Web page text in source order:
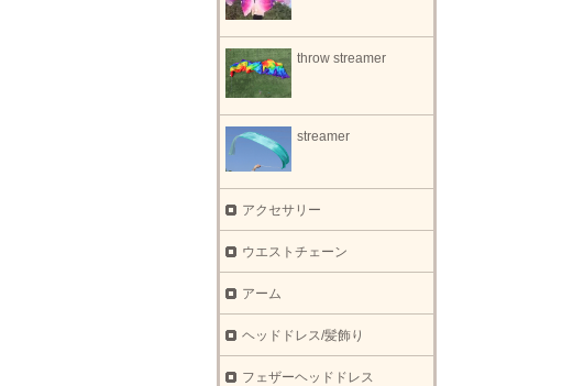
throw streamer
streamer
アクセサリー
ウエストチェーン
アーム
ヘッドドレス/髪飾り
フェザーヘッドドレス